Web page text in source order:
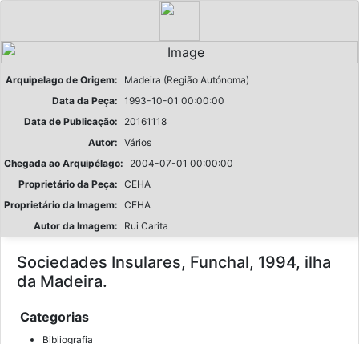
Arquipelago de Origem:
Madeira (Região Autónoma)
Data da Peça: 1993-10-01 00:00:00
Data de Publicação:
20161118
Autor: Vários
Chegada ao Arquipélago:
2004-07-01 00:00:00
Proprietário da Peça: CEHA
Proprietário da Imagem: CEHA
Autor da Imagem:
Rui Carita
Sociedades Insulares, Funchal, 1994, ilha
da Madeira.
Categorias
Bibliografia